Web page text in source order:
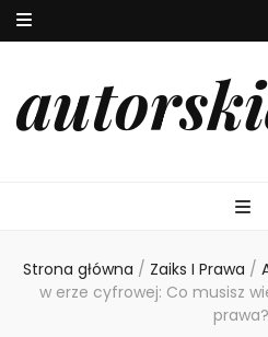
Strona główna / Zaiks I Prawa /
w erze cyfrowej: Co musisz